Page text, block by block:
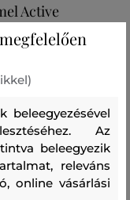
Active
[D]
97-101 170-176
102 174-178
beleegyezésével
Az
beleegyezik
releváns
online vásárlási